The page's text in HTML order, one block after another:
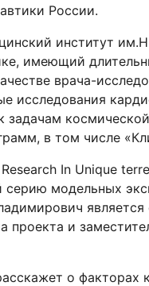
России.
институт
имеющий
врача-
исследования
задачам
в том числе
In Unique
модельных
является
проекта и
о факторах